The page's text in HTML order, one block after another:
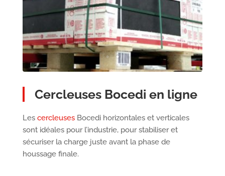
Cercleuses Bocedi en ligne
Les cercleusesBocedi horizontales et verticales
sont idéales pour l’industrie, pour stabiliser et
sécuriser la charge juste avant la phase de
houssage finale.